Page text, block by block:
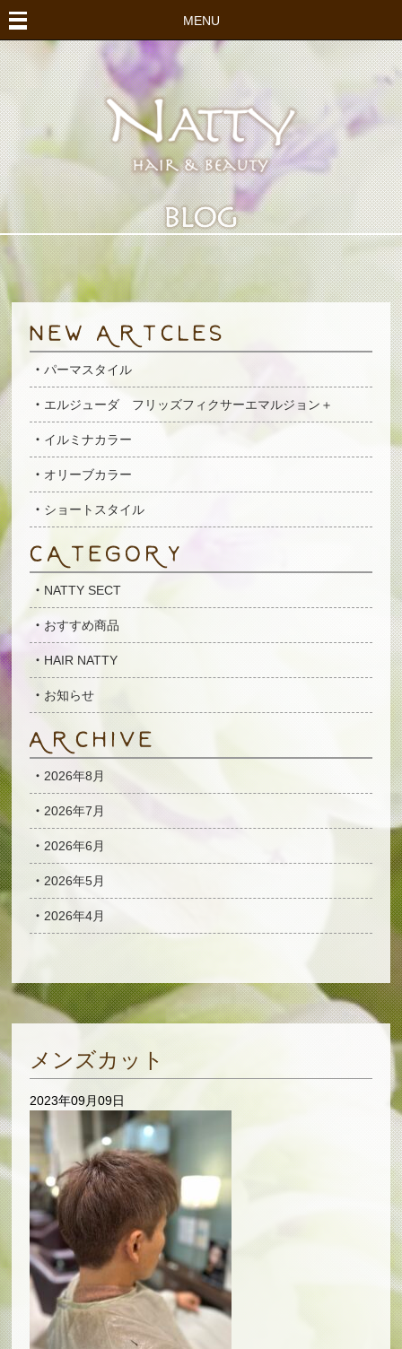
MENU
パーマスタイル
エルジューダ フリッズフィクサーエマルジョン＋
イルミナカラー
オリーブカラー
ショートスタイル
NATTY SECT
おすすめ商品
HAIR NATTY
お知らせ
2026年8月
2026年7月
2026年6月
2026年5月
2026年4月
メンズカット
2023年09月09日